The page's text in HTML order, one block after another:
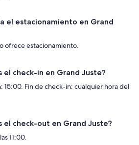
el estacionamiento en Grand
ofrece estacionamiento.
el check-in en Grand Juste?
15:00. Fin de check-in: cualquier hora del
el check-out en Grand Juste?
11:00.